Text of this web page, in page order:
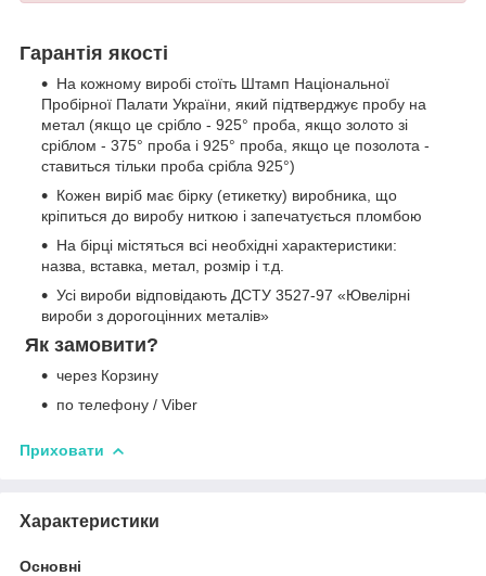
Гарантія якості
На кожному виробі стоїть Штамп Національної
Пробірної Палати України, який підтверджує пробу на
метал (якщо це срібло - 925° проба, якщо золото зі
сріблом - 375° проба і 925° проба, якщо це позолота -
ставиться тільки проба срібла 925°)
Кожен виріб має бірку (етикетку) виробника, що
кріпиться до виробу ниткою і запечатується пломбою
На бірці містяться всі необхідні характеристики:
назва, вставка, метал, розмір і т.д.
Усі вироби відповідають ДСТУ 3527-97 «Ювелірні
вироби з дорогоцінних металів»
Як замовити?
через Корзину
по телефону / Viber
Приховати
Характеристики
Основні